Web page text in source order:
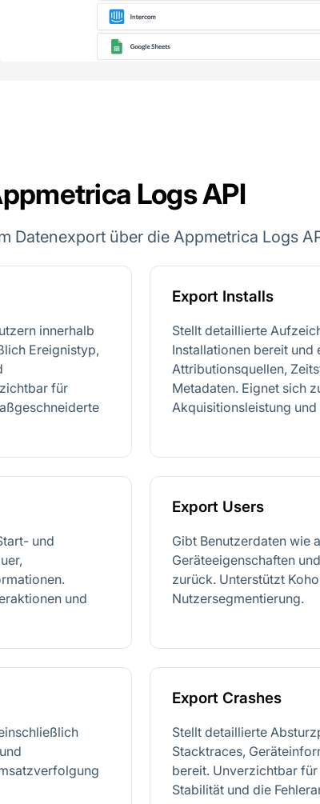
Logs API
Datenexport über die Appmetrica Logs
innerhalb
Ereignistyp,
für
Export Installs
Stellt detaillierte
Installationen bereit und
Attributionsquellen,
Metadaten. Eignet sich
Akquisitionsleistung
und
und
Export Users
Gibt Benutzerdaten wie
Geräteeigenschaften
zurück. Unterstützt
Nutzersegmentierung.
Export Crashes
Stellt detaillierte
Stacktraces,
bereit. Unverzichtbar
Stabilität und die